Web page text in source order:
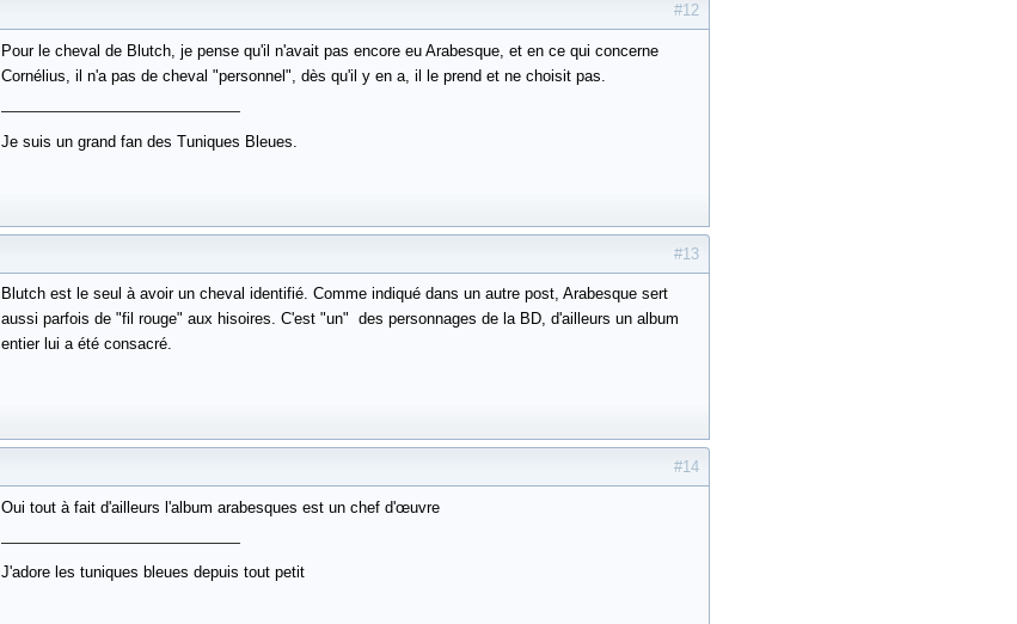
#12
Pour le cheval de Blutch, je pense qu'il n'avait pas encore eu Arabesque, et en ce qui concerne
Cornélius, il n'a pas de cheval "personnel", dès qu'il y en a, il le prend et ne choisit pas.
Je suis un grand fan des Tuniques Bleues.
#13
Blutch est le seul à avoir un cheval identifié. Comme indiqué dans un autre post, Arabesque sert
aussi parfois de "fil rouge" aux hisoires. C'est "un" des personnages de la BD, d'ailleurs un album
entier lui a été consacré.
#14
Oui tout à fait d'ailleurs l'album arabesques est un chef d'œuvre
J'adore les tuniques bleues depuis tout petit